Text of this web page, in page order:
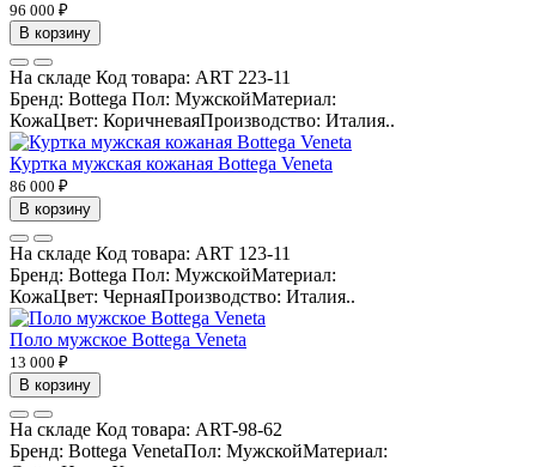
96 000 ₽
В корзину
На складе Код товара: ART 223-11
Бренд: Bottega Пол: МужскойМатериал:
КожаЦвет: КоричневаяПроизводство: Италия..
Куртка мужская кожаная Bottega Veneta
86 000 ₽
В корзину
На складе Код товара: ART 123-11
Бренд: Bottega Пол: МужскойМатериал:
КожаЦвет: ЧернаяПроизводство: Италия..
Поло мужское Bottega Veneta
13 000 ₽
В корзину
На складе Код товара: ART-98-62
Бренд: Bottega VenetaПол: МужскойМатериал: